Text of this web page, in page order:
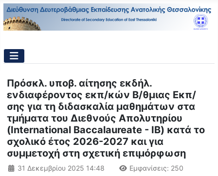
Πρόσκλ. υποβ. αίτησης εκδήλ.
ενδιαφέροντος εκπ/κών Β/θμιας Εκπ/
σης για τη διδασκαλία μαθημάτων στα
τμήματα του Διεθνούς Απολυτηρίου
(International Baccalaureate - IB) κατά το
σχολικό έτος 2026-2027 και για
συμμετοχή στη σχετική επιμόρφωση
Λεπτομέρειες
31 Δεκεμβρίου 2025 14:48 Εμφανίσεις: 250